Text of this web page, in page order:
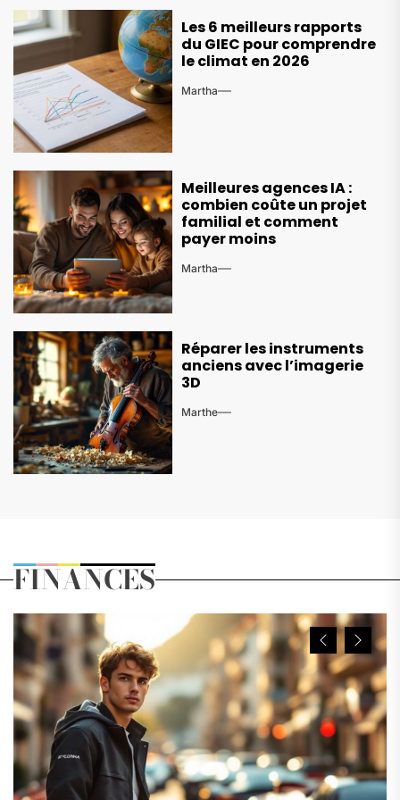
Les 6 meilleurs rapports
du GIEC pour comprendre
le climat en 2026
Martha
Meilleures agences IA :
combien coûte un projet
familial et comment
payer moins
Martha
Réparer les instruments
anciens avec l’imagerie
3D
Marthe
FINANCES
Previous
Slide
Next
Slide